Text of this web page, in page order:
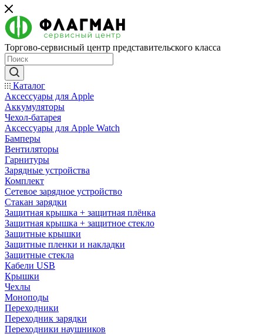
Торгово-сервисный центр представительского класса
Каталог
Аксессуары для Apple
Аккумуляторы
Чехол-батарея
Аксессуары для Apple Watch
Бамперы
Вентиляторы
Гарнитуры
Зарядные устройства
Комплект
Сетевое зарядное устройство
Стакан зарядки
Защитная крышка + защитная плёнка
Защитная крышка + защитное стекло
Защитные крышки
Защитные пленки и накладки
Защитные стекла
Кабели USB
Крышки
Чехлы
Моноподы
Переходники
Переходник зарядки
Переходники наушников